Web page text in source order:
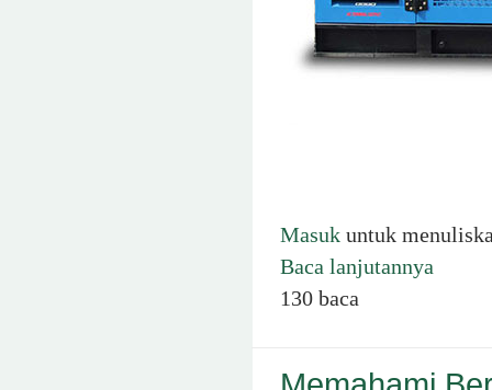
Masuk untuk
Baca lanjutannya
130 baca